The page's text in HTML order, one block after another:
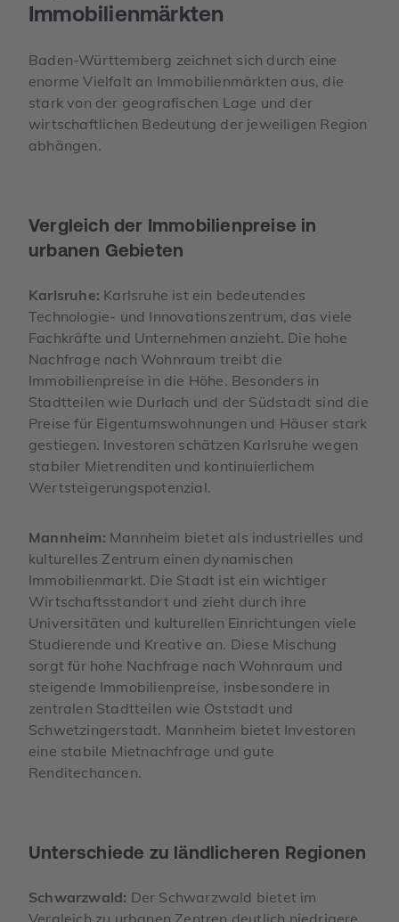
Immobilien­märkten
Baden-Württemberg zeichnet sich durch eine
enorme Vielfalt an Immobilienmärkten aus, die
stark von der geografischen Lage und der
wirtschaftlichen Bedeutung der jeweiligen Region
abhängen.
Vergleich der Immobilien­preise in
urbanen Gebieten
Karlsruhe: Karlsruhe ist ein bedeutendes
Technologie- und Innovationszentrum, das viele
Fachkräfte und Unternehmen anzieht. Die hohe
Nachfrage nach Wohnraum treibt die
Immobilienpreise in die Höhe. Besonders in
Stadtteilen wie Durlach und der Südstadt sind die
Preise für Eigentumswohnungen und Häuser stark
gestiegen. Investoren schätzen Karlsruhe wegen
stabiler Mietrenditen und kontinuierlichem
Wertsteigerungspotenzial.
Mannheim: Mannheim bietet als industrielles und
kulturelles Zentrum einen dynamischen
Immobilienmarkt. Die Stadt ist ein wichtiger
Wirtschaftsstandort und zieht durch ihre
Universitäten und kulturellen Einrichtungen viele
Studierende und Kreative an. Diese Mischung
sorgt für hohe Nachfrage nach Wohnraum und
steigende Immobilienpreise, insbesondere in
zentralen Stadtteilen wie Oststadt und
Schwetzingerstadt. Mannheim bietet Investoren
eine stabile Mietnachfrage und gute
Renditechancen.
Unterschiede zu ländlicheren Regionen
Schwarzwald: Der Schwarzwald bietet im
Vergleich zu urbanen Zentren deutlich niedrigere